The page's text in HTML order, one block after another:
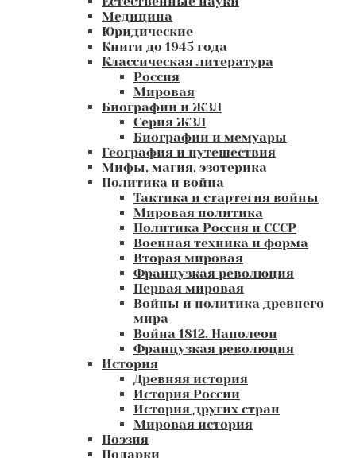
Медицина
Юридические
Книги до 1945 года
Классическая литература
Россия
Мировая
Биографии и ЖЗЛ
Серия ЖЗЛ
Биографии и мемуары
География и путешествия
Мифы, магия, эзотерика
Политика и война
Тактика и стартегия войны
Мировая политика
Политика Россия и СССР
Военная техника и форма
Вторая мировая
Французкая революция
Первая мировая
Войны и политика древнего
мира
Война 1812. Наполеон
Французкая революция
История
Древняя история
История России
История других стран
Мировая история
Поэзия
Подарки